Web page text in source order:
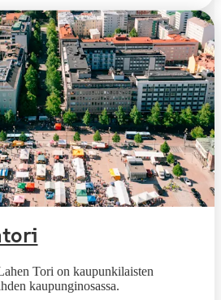
Tori on kaupunkilaisten
kaupunginosassa.